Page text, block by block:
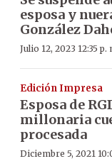
esposa y
González
Julio 12, 2023 12:35 p.
Edición Impresa
Esposa de
millonaria
procesada
Diciembre 5, 2021